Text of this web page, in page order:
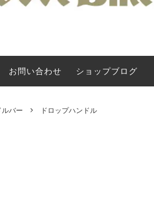
ッチキャリア フレ
ト・ラック SURLY
Kuat
タロ
お問い合わせ ショップブログ
バー ドロップハンドル